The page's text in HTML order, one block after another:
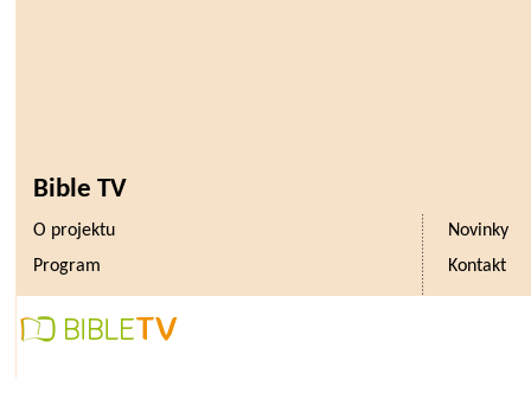
Bible TV
O projektu
Novinky
Program
Kontakt